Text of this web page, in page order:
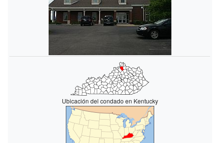
Ubicación del condado en Kentucky